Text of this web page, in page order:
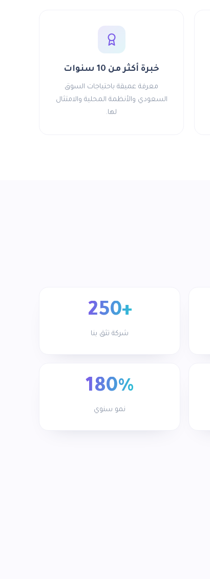
خبرة أكثر من 10 سنوات
معرفة عميقة باحتياجات السوق
السعودي والأنظمة المحلية والامتثال
لها.
+250
شركة تثق بنا
180%
نمو سنوي